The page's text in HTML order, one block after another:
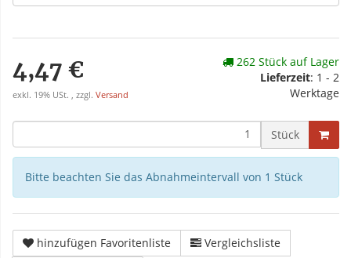
4,47 €
exkl. 19% USt. , zzgl. Versand
262 Stück auf Lager
Lieferzeit: 1 - 2
Werktage
Stück
Bitte beachten Sie das Abnahmeintervall von 1 Stück
hinzufügen Favoritenliste
Vergleichsliste